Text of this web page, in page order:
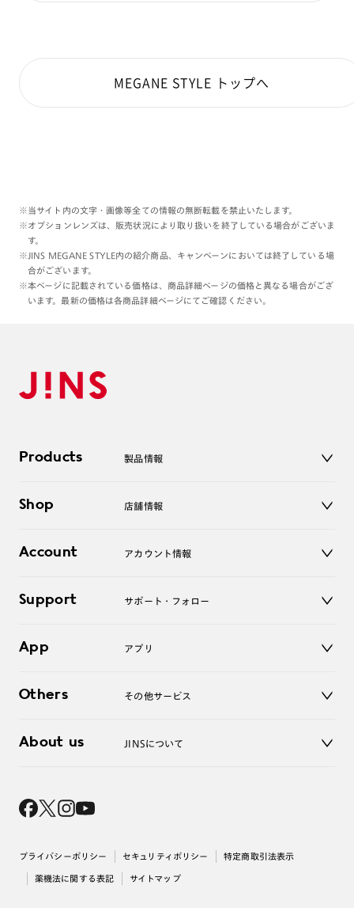
MEGANE STYLE トップへ
※当サイト内の文字・画像等全ての情報の無断転載を禁止いたします。
※オプションレンズは、販売状況により取り扱いを終了している場合がございま
す。
※JINS MEGANE STYLE内の紹介商品、キャンペーンにおいては終了している場
合がございます。
※本ページに記載されている価格は、商品詳細ページの価格と異なる場合がござ
います。最新の価格は各商品詳細ページにてご確認ください。
Products 製品情報
サングラス
コンタクトレンズ
アクセサリー
Shop 店舗情報
オンラインショップ
Account アカウント情報
ログアウト
Support サポート・フォロー
よくあるご質問
お問い合わせ
App アプリ
Others その他サービス
レンズ交換
About us JINSについて
採用情報
出店について
プライバシーポリシー セキュリティポリシー 特定商取引法表示
薬機法に関する表記 サイトマップ